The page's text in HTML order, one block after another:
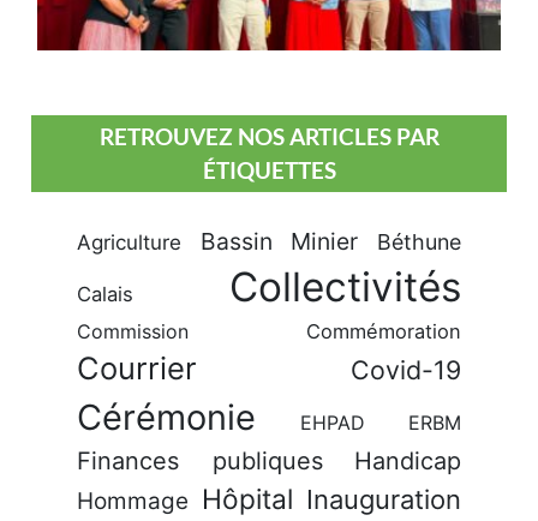
RETROUVEZ NOS ARTICLES PAR
ÉTIQUETTES
Agriculture Bassin Minier Béthune
Calais Collectivités
Commission Commémoration
Courrier Covid-19
Cérémonie EHPAD ERBM
Finances publiques Handicap
Hommage Hôpital Inauguration